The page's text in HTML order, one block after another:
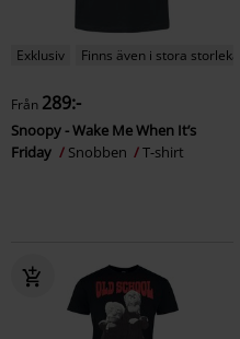
Exklusiv Finns även i stora storlekar
Från 289:-
Snoopy - Wake Me When It’s
Friday
Snobben T-shirt